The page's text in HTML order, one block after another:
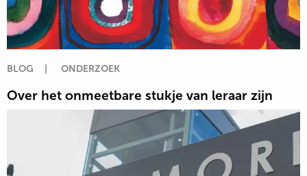
BLOG ONDERZOEK
Over het onmeetbare stukje van leraar zijn